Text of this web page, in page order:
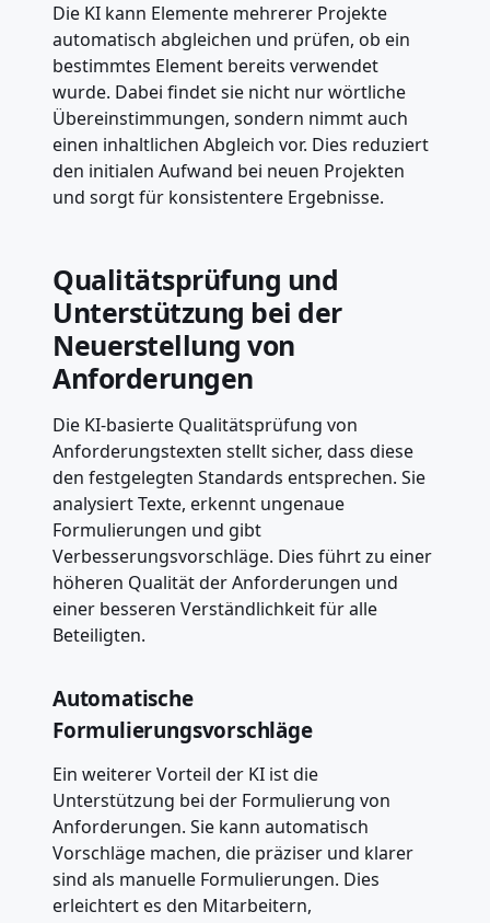
Die KI kann Elemente mehrerer Projekte
automatisch abgleichen und prüfen, ob ein
bestimmtes Element bereits verwendet
wurde. Dabei findet sie nicht nur wörtliche
Übereinstimmungen, sondern nimmt auch
einen inhaltlichen Abgleich vor. Dies reduziert
den initialen Aufwand bei neuen Projekten
und sorgt für konsistentere Ergebnisse.
Qualitätsprüfung und
Unterstützung bei der
Neuerstellung von
Anforderungen
Die KI-basierte Qualitätsprüfung von
Anforderungstexten stellt sicher, dass diese
den festgelegten Standards entsprechen. Sie
analysiert Texte, erkennt ungenaue
Formulierungen und gibt
Verbesserungsvorschläge. Dies führt zu einer
höheren Qualität der Anforderungen und
einer besseren Verständlichkeit für alle
Beteiligten.
Automatische
Formulierungsvorschläge
Ein weiterer Vorteil der KI ist die
Unterstützung bei der Formulierung von
Anforderungen. Sie kann automatisch
Vorschläge machen, die präziser und klarer
sind als manuelle Formulierungen. Dies
erleichtert es den Mitarbeitern,